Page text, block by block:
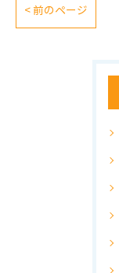
< 前のページ